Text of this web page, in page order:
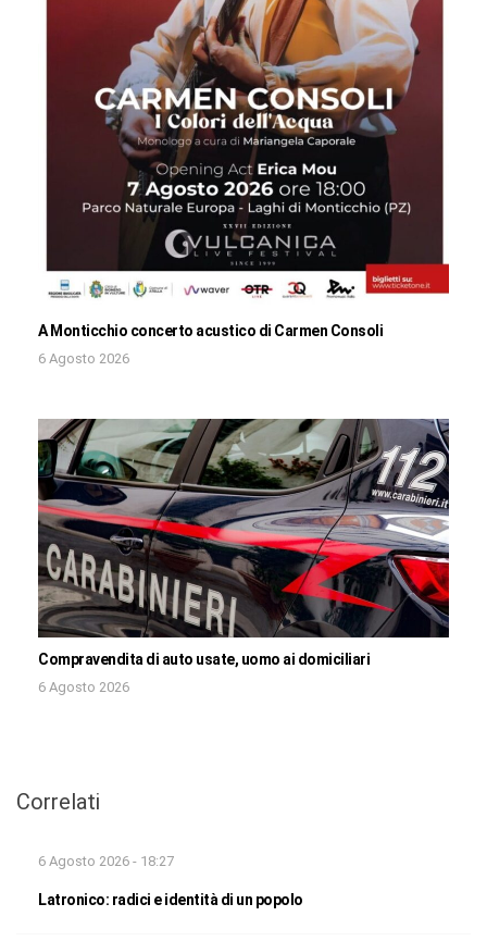
A Monticchio concerto acustico di Carmen Consoli
6 Agosto 2026
Compravendita di auto usate, uomo ai domiciliari
6 Agosto 2026
Correlati
6 Agosto 2026 - 18:27
Latronico: radici e identità di un popolo